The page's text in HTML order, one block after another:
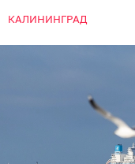
КАЛИНИНГРАД